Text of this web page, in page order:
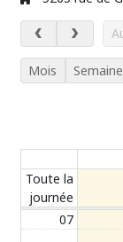
7 août 2026
Mois Semaine
Toute la
journée
07